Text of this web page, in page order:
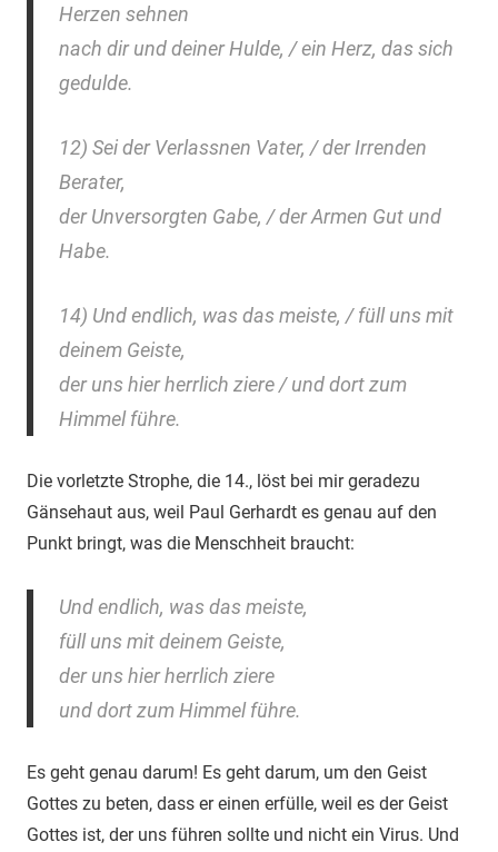
Herzen sehnen
nach dir und deiner Hulde, / ein Herz, das sich
gedulde.
12) Sei der Verlassnen Vater, / der Irrenden
Berater,
der Unversorgten Gabe, / der Armen Gut und
Habe.
14) Und endlich, was das meiste, / füll uns mit
deinem Geiste,
der uns hier herrlich ziere / und dort zum
Himmel führe.
Die vorletzte Strophe, die 14., löst bei mir geradezu
Gänsehaut aus, weil Paul Gerhardt es genau auf den
Punkt bringt, was die Menschheit braucht:
Und endlich, was das meiste,
füll uns mit deinem Geiste,
der uns hier herrlich ziere
und dort zum Himmel führe.
Es geht genau darum! Es geht darum, um den Geist
Gottes zu beten, dass er einen erfülle, weil es der Geist
Gottes ist, der uns führen sollte und nicht ein Virus. Und